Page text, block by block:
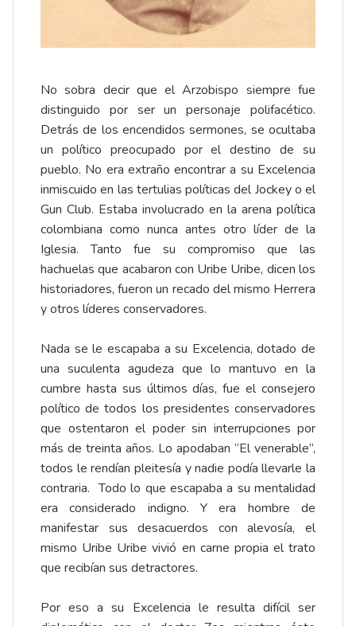
No sobra decir que el Arzobispo siempre fue
distinguido por ser un personaje polifacético.
Detrás de los encendidos sermones, se ocultaba
un político preocupado por el destino de su
pueblo. No era extraño encontrar a su Excelencia
inmiscuido en las tertulias políticas del Jockey o el
Gun Club. Estaba involucrado en la arena política
colombiana como nunca antes otro líder de la
Iglesia. Tanto fue su compromiso que las
hachuelas que acabaron con Uribe Uribe, dicen los
historiadores, fueron un recado del mismo Herrera
y otros líderes conservadores.
Nada se le escapaba a su Excelencia, dotado de
una suculenta agudeza que lo mantuvo en la
cumbre hasta sus últimos días, fue el consejero
político de todos los presidentes conservadores
que ostentaron el poder sin interrupciones por
más de treinta años. Lo apodaban “El venerable”,
todos le rendían pleitesía y nadie podía llevarle la
contraria. Todo lo que escapaba a su mentalidad
era considerado indigno. Y era hombre de
manifestar sus desacuerdos con alevosía, el
mismo Uribe Uribe vivió en carne propia el trato
que recibían sus detractores.
Por eso a su Excelencia le resulta difícil ser